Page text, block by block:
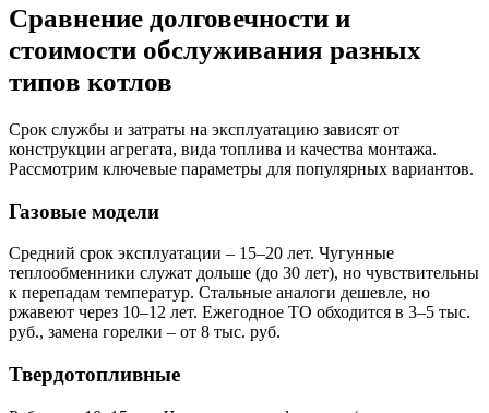
Сравнение долговечности и
стоимости обслуживания разных
типов котлов
Срок службы и затраты на эксплуатацию зависят от
конструкции агрегата, вида топлива и качества монтажа.
Рассмотрим ключевые параметры для популярных вариантов.
Газовые модели
Средний срок эксплуатации – 15–20 лет. Чугунные
теплообменники служат дольше (до 30 лет), но чувствительны
к перепадам температур. Стальные аналоги дешевле, но
ржавеют через 10–12 лет. Ежегодное ТО обходится в 3–5 тыс.
руб., замена горелки – от 8 тыс. руб.
Твердотопливные